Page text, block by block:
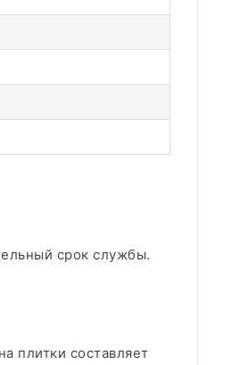
срок службы.
плитки составляет